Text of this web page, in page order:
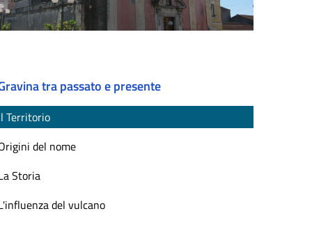
tra passato e presente
Territorio
del nome
Storia
del vulcano